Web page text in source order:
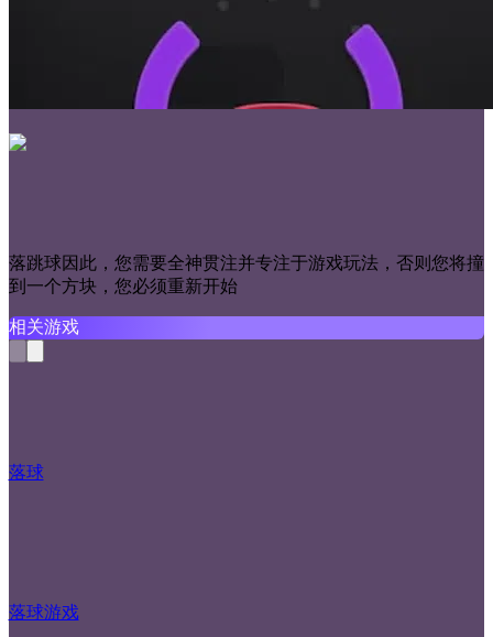
落跳球因此，您需要全神贯注并专注于游戏玩法，否则您将撞
到一个方块，您必须重新开始
相关游戏
落球
落球游戏